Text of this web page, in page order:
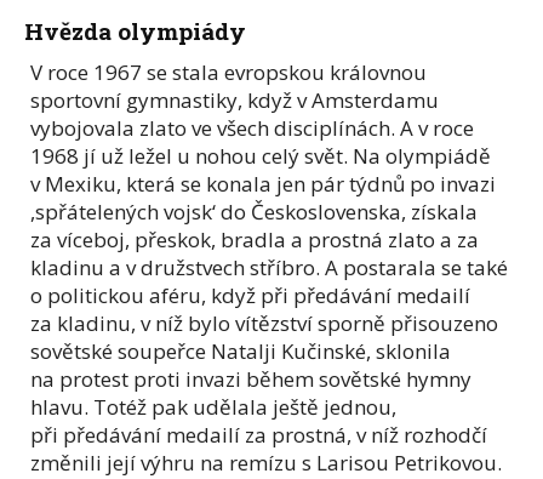
Hvězda olympiády
V roce 1967 se stala evropskou královnou
sportovní gymnastiky, když v Amsterdamu
vybojovala zlato ve všech disciplínách. A v roce
1968 jí už ležel u nohou celý svět. Na olympiádě
v Mexiku, která se konala jen pár týdnů po invazi
,spřátelených vojsk‘ do Československa, získala
za víceboj, přeskok, bradla a prostná zlato a za
kladinu a v družstvech stříbro. A postarala se také
o politickou aféru, když při předávání medailí
za kladinu, v níž bylo vítězství sporně přisouzeno
sovětské soupeřce Natalji Kučinské, sklonila
na protest proti invazi během sovětské hymny
hlavu. Totéž pak udělala ještě jednou,
při předávání medailí za prostná, v níž rozhodčí
změnili její výhru na remízu s Larisou Petrikovou.